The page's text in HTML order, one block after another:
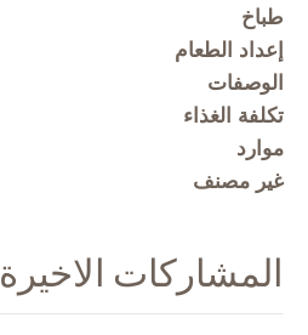
طباخ
إعداد الطعام
الوصفات
تكلفة الغذاء
موارد
غير مصنف
المشاركات الاخيرة